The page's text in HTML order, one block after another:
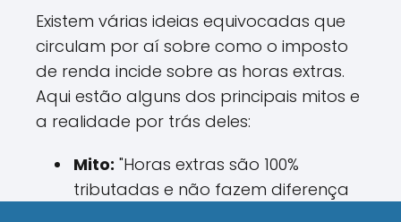
Existem várias ideias equivocadas que
circulam por aí sobre como o imposto
de renda incide sobre as horas extras.
Aqui estão alguns dos principais mitos e
a realidade por trás deles:
Mito: "Horas extras são 100%
tributadas e não fazem diferença